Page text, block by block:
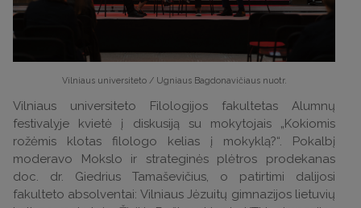
Vilniaus universiteto / Ugniaus Bagdonavičiaus nuotr.
Vilniaus universiteto Filologijos fakultetas Alumnų
festivalyje kvietė į diskusiją su mokytojais „Kokiomis
rožėmis klotas filologo kelias į mokyklą?“.
Pokalbį
moderavo Mokslo ir strateginės plėtros prodekanas
doc. dr. Giedrius Tamaševičius, o patirtimi dalijosi
fakulteto absolventai: Vilniaus Jėzuitų gimnazijos lietuvių